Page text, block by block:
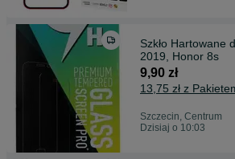
Szkło Hartowane
2019, Honor 8s
9,90 zł
13,75 zł z
Szczecin, Centrum
Dzisiaj o 10:03